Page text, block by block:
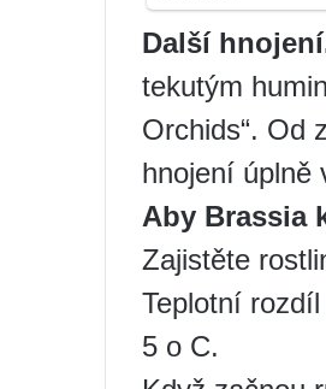
Další hnojení
tekutým
Orchids“. Od
hnojení úplně
Aby Brassia
Zajistěte
Teplotní
5 o C.